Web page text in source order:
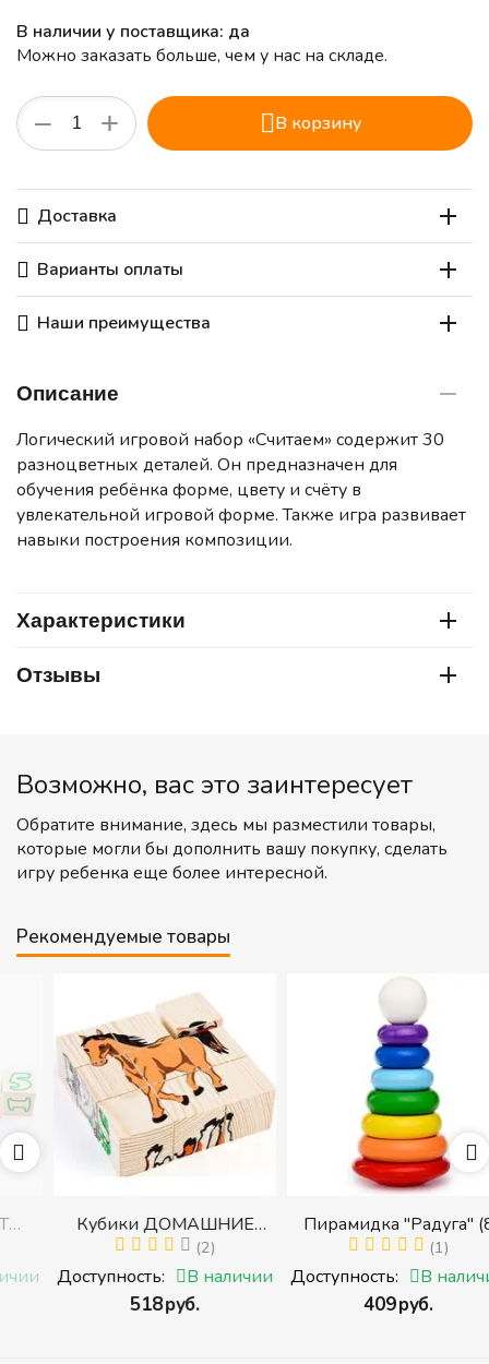
В наличии у поставщика: да
Можно заказать больше, чем у нас на складе.
+
− В корзину
Доставка
Варианты оплаты
Наши преимущества
Описание
Логический игровой набор «Считаем» содержит 30
разноцветных деталей. Он предназначен для
обучения ребёнка форме, цвету и счёту в
увлекательной игровой форме. Также игра развивает
навыки построения композиции.
Характеристики
Отзывы
Возможно, вас это заинтересует
Обратите внимание, здесь мы разместили товары,
которые могли бы дополнить вашу покупку, сделать
игру ребенка еще более интересной.
Рекомендуемые товары
Кубики ДОМАШНИЕ
ЖИВОТНЫЕ (Томик)
(Набор кубиков
разрезных (складных))
(2)
Доступность: В наличии
руб.
Пирамидка "Радуга" (8
деталей) (Пирамидка
среднего размера)
(1)
Доступность: В наличии
руб.